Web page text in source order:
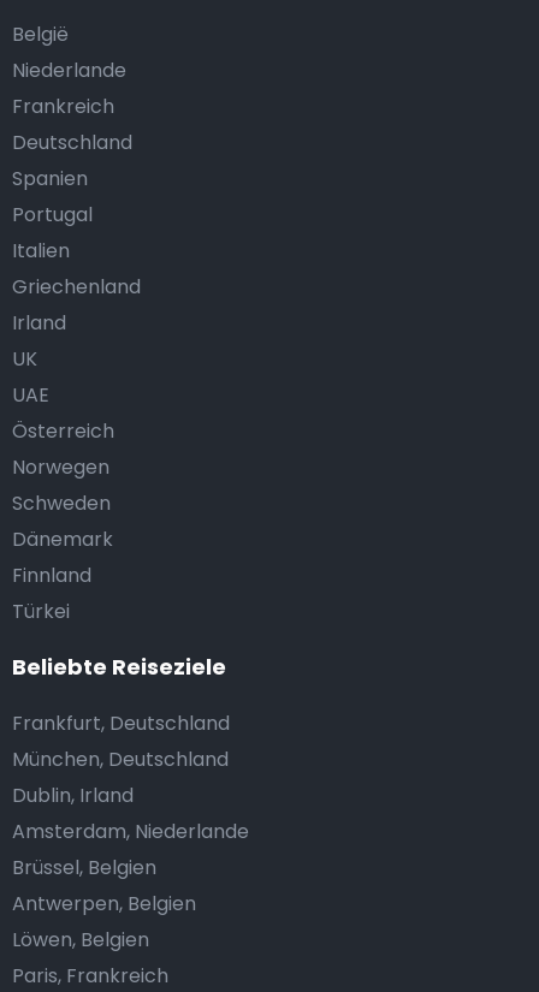
België
Niederlande
Frankreich
Deutschland
Spanien
Portugal
Italien
Griechenland
Irland
UK
UAE
Österreich
Norwegen
Schweden
Dänemark
Finnland
Türkei
Beliebte Reiseziele
Frankfurt, Deutschland
München, Deutschland
Dublin, Irland
Amsterdam, Niederlande
Brüssel, Belgien
Antwerpen, Belgien
Löwen, Belgien
Paris, Frankreich